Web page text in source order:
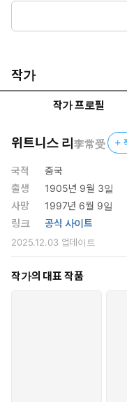
표현하기를 원하신다. 성
님께서 사람을 대하실 때
작가
작가 프로필
위트니스 리李常受
국적
중국
출생
1905년 9월 3일
사망
1997년 6월 9일
링크
공식 사이트
2025.12.03업데이트
작가의 대표 작품